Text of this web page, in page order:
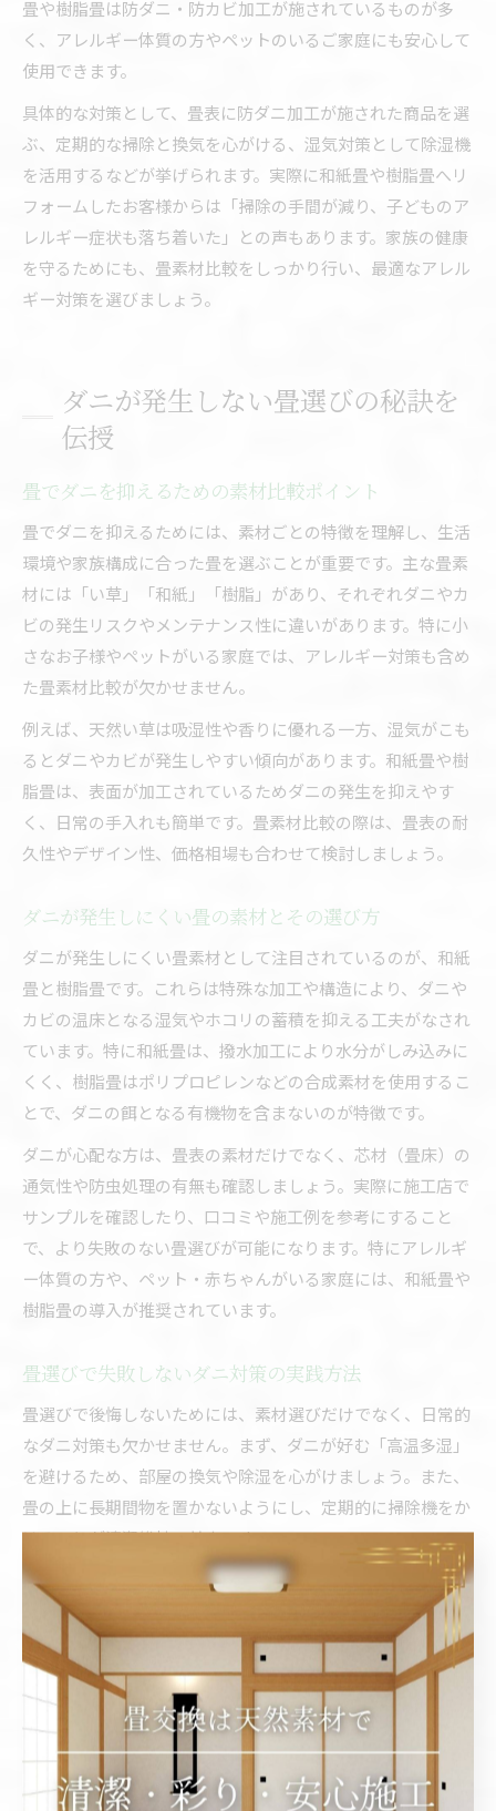
畳や樹脂畳は防ダニ・防カビ加工が施されているものが多
く、アレルギー体質の方やペットのいるご家庭にも安心して
使用できます。
具体的な対策として、畳表に防ダニ加工が施された商品を選
ぶ、定期的な掃除と換気を心がける、湿気対策として除湿機
を活用するなどが挙げられます。実際に和紙畳や樹脂畳へリ
フォームしたお客様からは「掃除の手間が減り、子どものア
レルギー症状も落ち着いた」との声もあります。家族の健康
を守るためにも、畳素材比較をしっかり行い、最適なアレル
ギー対策を選びましょう。
ダニが発生しない畳選びの秘訣を
伝授
畳でダニを抑えるための素材比較ポイント
畳でダニを抑えるためには、素材ごとの特徴を理解し、生活
環境や家族構成に合った畳を選ぶことが重要です。主な畳素
材には「い草」「和紙」「樹脂」があり、それぞれダニやカ
ビの発生リスクやメンテナンス性に違いがあります。特に小
さなお子様やペットがいる家庭では、アレルギー対策も含め
た畳素材比較が欠かせません。
例えば、天然い草は吸湿性や香りに優れる一方、湿気がこも
るとダニやカビが発生しやすい傾向があります。和紙畳や樹
脂畳は、表面が加工されているためダニの発生を抑えやす
く、日常の手入れも簡単です。畳素材比較の際は、畳表の耐
久性やデザイン性、価格相場も合わせて検討しましょう。
ダニが発生しにくい畳の素材とその選び方
ダニが発生しにくい畳素材として注目されているのが、和紙
畳と樹脂畳です。これらは特殊な加工や構造により、ダニや
カビの温床となる湿気やホコリの蓄積を抑える工夫がなされ
ています。特に和紙畳は、撥水加工により水分がしみ込みに
くく、樹脂畳はポリプロピレンなどの合成素材を使用するこ
とで、ダニの餌となる有機物を含まないのが特徴です。
ダニが心配な方は、畳表の素材だけでなく、芯材（畳床）の
通気性や防虫処理の有無も確認しましょう。実際に施工店で
サンプルを確認したり、口コミや施工例を参考にすること
で、より失敗のない畳選びが可能になります。特にアレルギ
ー体質の方や、ペット・赤ちゃんがいる家庭には、和紙畳や
樹脂畳の導入が推奨されています。
畳選びで失敗しないダニ対策の実践方法
畳選びで後悔しないためには、素材選びだけでなく、日常的
なダニ対策も欠かせません。まず、ダニが好む「高温多湿」
を避けるため、部屋の換気や除湿を心がけましょう。また、
畳の上に長期間物を置かないようにし、定期的に掃除機をか
けることが清潔維持の基本です。
具体的なダニ対策としては、防ダニ加工が施された和紙畳や
樹脂畳を選ぶ、畳表の張替え時に防虫シートを併用するなど
の方法があります。高温スチームクリーナーを使った定期的
な清掃も効果的です。これらの実践方法を組み合わせること
で、ダニのリスクを大幅に抑えた快適な和空間を維持できま
す。
和紙畳・樹脂畳とダニ発生リスクの違い